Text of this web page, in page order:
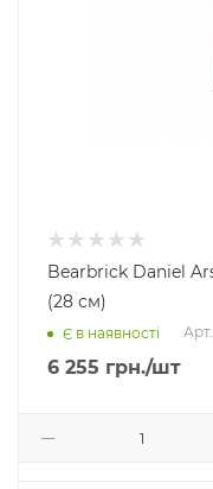
Bearbrick Daniel
(28 см)
Є в наявності
6 255 грн./шт